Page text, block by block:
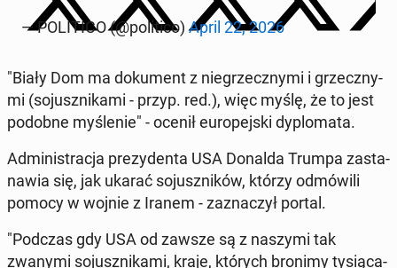
— PO­LI­TI­CO (@po­li­ti­co)April 22, 2026
"Biały Dom ma do­ku­ment z nie­grzecz­ny­mi i grzecz­ny­
mi (so­jusz­ni­ka­mi - przyp. red.), więc myślę, że to jest
podobne my­śle­nie" - ocenił eu­ro­pej­ski dy­plo­ma­ta.
Ad­mi­ni­stra­cja pre­zy­den­ta USA Donalda Trumpa za­sta­
na­wia się, jak ukarać so­jusz­ni­ków, którzy od­mó­wi­li
pomocy w wojnie z Iranem - za­zna­czył portal.
"Podczas gdy USA od zawsze są z naszymi tak
zwanymi so­jusz­ni­ka­mi, kraje, których bronimy ty­sią­ca­